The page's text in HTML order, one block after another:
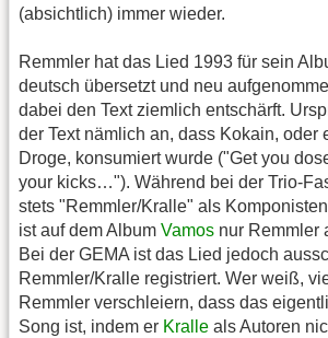
(absichtlich) immer wieder.
Remmler hat das Lied 1993 für sein
deutsch übersetzt und neu
dabei den Text ziemlich entschärft.
der Text nämlich an, dass Kokain, oder
Droge, konsumiert wurde ("Get you
your kicks…"). Während bei der Trio-
stets "Remmler/Kralle" als
ist auf dem Album Vamos nur Remmler
Bei der GEMA ist das Lied jedoch
Remmler/Kralle registriert. Wer weiß,
Remmler verschleiern, dass das
Song ist, indem er Kralle als Autoren